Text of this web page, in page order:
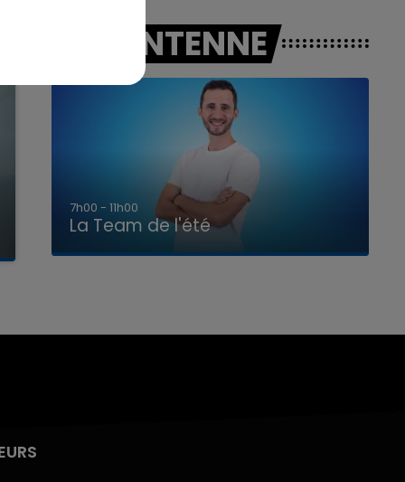
A L'ANTENNE
7h00 - 11h00
La Team de l'été